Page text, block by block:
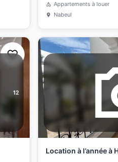
Appartements à louer
Nabeul
12
Location à l’année à